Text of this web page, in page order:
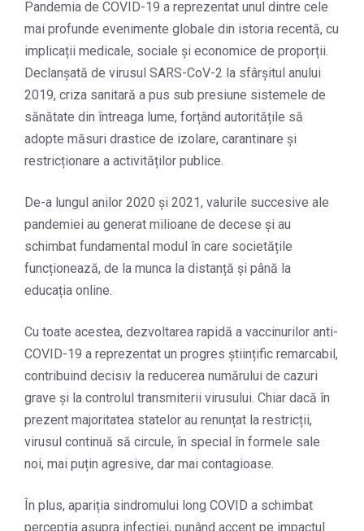
Pandemia de COVID-19 a reprezentat unul dintre cele
mai profunde evenimente globale din istoria recentă, cu
implicații medicale, sociale și economice de proporții.
Declanșată de virusul SARS-CoV-2 la sfârșitul anului
2019, criza sanitară a pus sub presiune sistemele de
sănătate din întreaga lume, forțând autoritățile să
adopte măsuri drastice de izolare, carantinare și
restricționare a activităților publice.
De-a lungul anilor 2020 și 2021, valurile succesive ale
pandemiei au generat milioane de decese și au
schimbat fundamental modul în care societățile
funcționează, de la munca la distanță și până la
educația online.
Cu toate acestea, dezvoltarea rapidă a vaccinurilor anti-
COVID-19 a reprezentat un progres științific remarcabil,
contribuind decisiv la reducerea numărului de cazuri
grave și la controlul transmiterii virusului. Chiar dacă în
prezent majoritatea statelor au renunțat la restricții,
virusul continuă să circule, în special în formele sale
noi, mai puțin agresive, dar mai contagioase.
În plus, apariția sindromului long COVID a schimbat
percepția asupra infecției, punând accent pe impactul